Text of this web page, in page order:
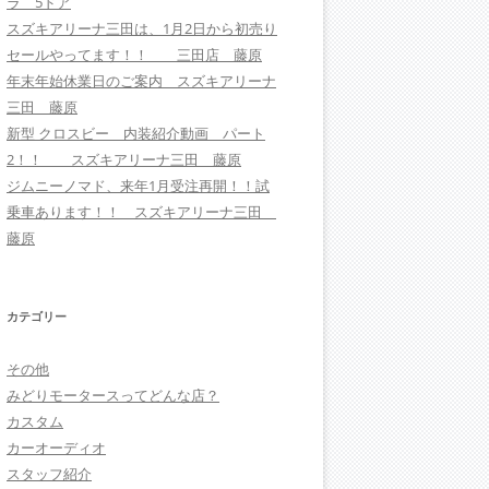
スズキアリーナ三田は、1月2日から初売り
セールやってます！！ 三田店 藤原
年末年始休業日のご案内 スズキアリーナ
三田 藤原
新型 クロスビー 内装紹介動画 パート
2！！ スズキアリーナ三田 藤原
ジムニーノマド、来年1月受注再開！！試
乗車あります！！ スズキアリーナ三田
藤原
カテゴリー
その他
みどりモータースってどんな店？
カスタム
カーオーディオ
スタッフ紹介